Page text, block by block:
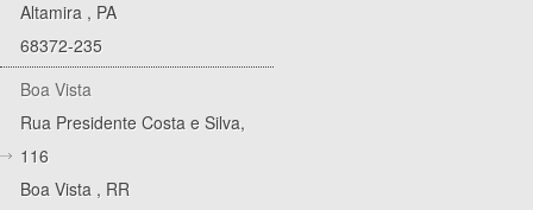
Altamira , PA
68372-235
Boa Vista
Rua Presidente Costa e Silva,
116
Boa Vista , RR